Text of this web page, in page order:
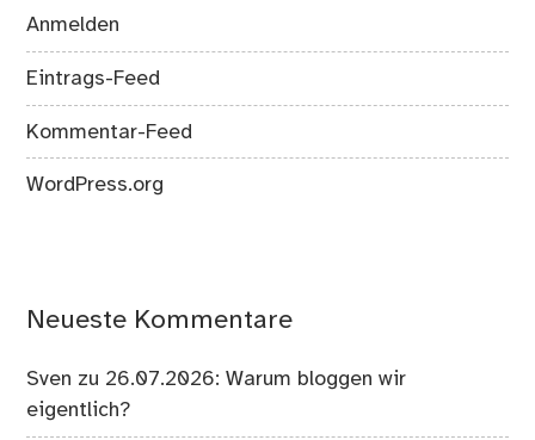
Anmelden
Eintrags-Feed
Kommentar-Feed
WordPress.org
Neueste Kommentare
Sven zu 26.07.2026: Warum bloggen wir
eigentlich?